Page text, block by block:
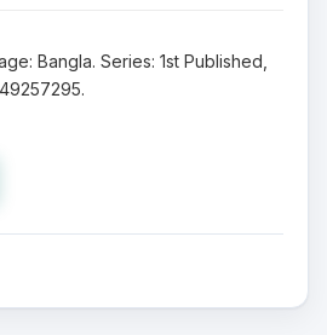
Bangla. Series: 1st Published,